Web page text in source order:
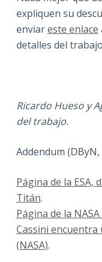
expliquen su
enviareste enlace
detalles del
Ricardo Hueso y
del trabajo.
Addendum
Página de la
Titán.
Página de la
Cassini
(NASA).